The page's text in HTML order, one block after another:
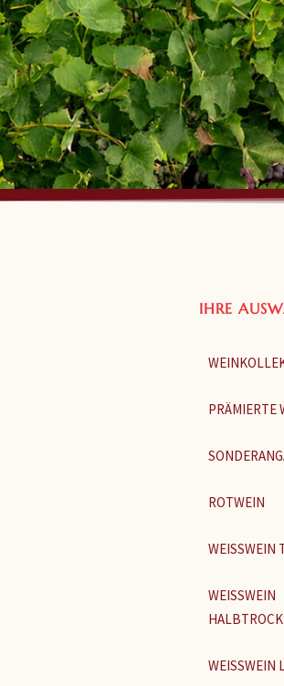
IHRE
PRÄMIERTE
ROTWEIN
WEISSWEIN
WEISSWEIN
WEISSWEIN